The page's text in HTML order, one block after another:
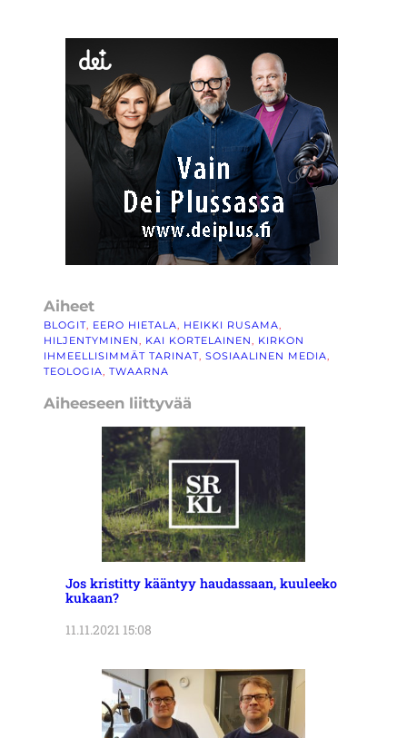
Aiheet
BLOGIT, EERO HIETALA, HEIKKI RUSAMA
HILJENTYMINEN, KAI KORTELAINEN, KIRKON
IHMEELLISIMMÄT TARINAT, SOSIAALINEN MEDIA
TEOLOGIA, TWAARNA
Aiheeseen liittyvää
Jos kristitty kääntyy haudassaan, kuuleeko
kukaan?
11.11.2021 15:08